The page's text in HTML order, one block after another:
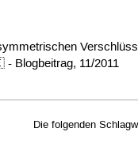
Blogbeitrag, 11/2011
Die folgenden